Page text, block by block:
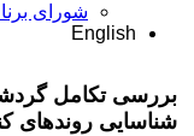
شورای
English
بررسی تکامل
شناسایی روندهای